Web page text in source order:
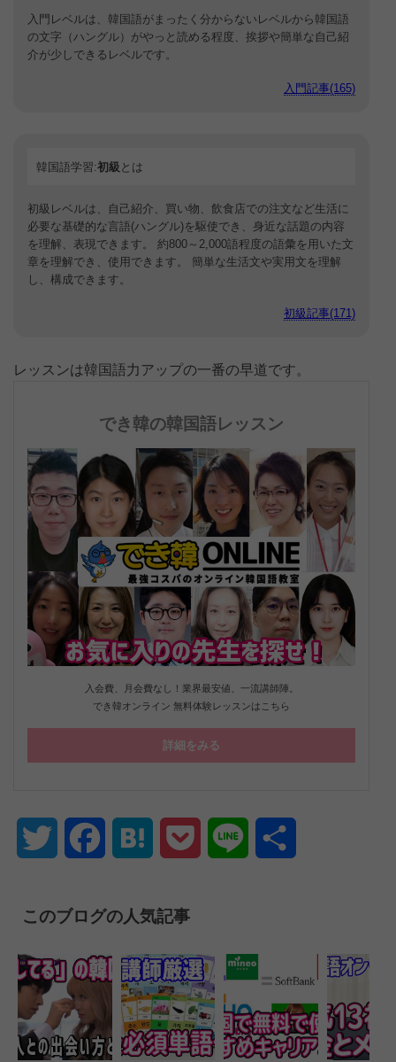
入門レベルは、韓国語がまったく分からないレベルから韓国語
の文字（ハングル）がやっと読める程度、挨拶や簡単な自己紹
介が少しできるレベルです。
入門記事(165)
韓国語学習:初級 とは
初級レベルは、自己紹介、買い物、飲食店での注文など生活に
必要な基礎的な言語(ハングル)を駆使でき、身近な話題の内容
を理解、表現できます。 約800～2,000語程度の語彙を用いた文
章を理解でき、使用できます。 簡単な生活文や実用文を理解
し、構成できます。
初級記事(171)
レッスンは韓国語力アップの一番の早道です。
でき韓の韓国語レッスン
入会費、月会費なし！業界最安値、一流講師陣。
でき韓オンライン 無料体験レッスンはこちら
詳細をみる
Twitter FacebookHatena Pocket Line
このブログの人気記事